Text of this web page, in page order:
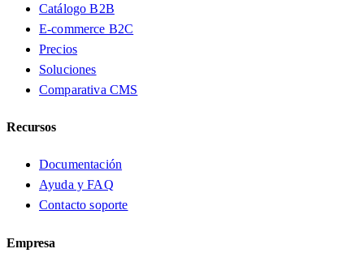
Catálogo B2B
E-commerce B2C
Precios
Soluciones
Comparativa CMS
Recursos
Documentación
Ayuda y FAQ
Contacto soporte
Empresa